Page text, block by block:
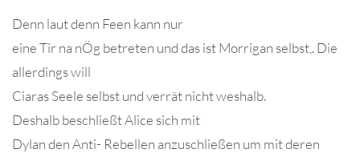
Denn laut denn Feen kann nur
eine Tir na nÖg betreten und das ist Morrigan selbst,. Die
allerdings will
Ciaras Seele selbst und verrät nicht weshalb.
Deshalb beschließt Alice sich mit
Dylan den Anti- Rebellen anzuschließen um mit deren